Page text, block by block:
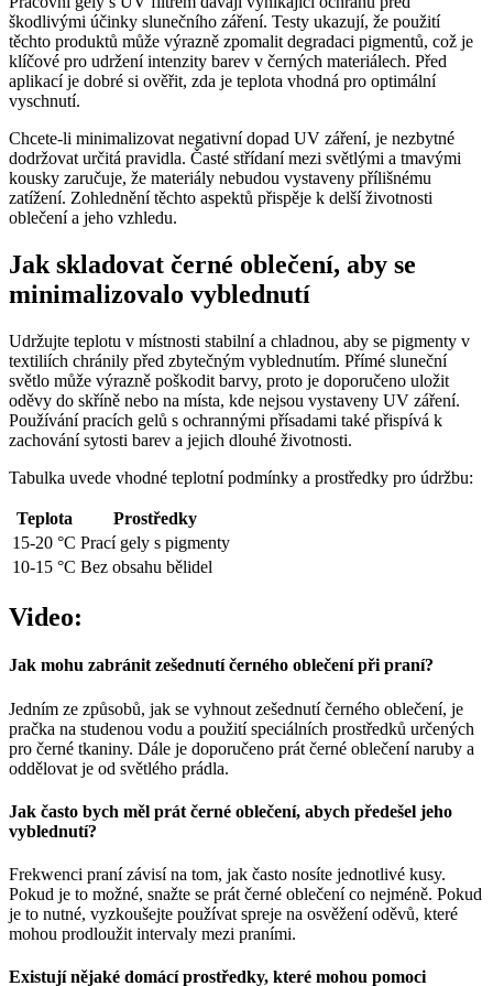
škodlivými účinky slunečního záření. Testy ukazují, že použití
těchto produktů může výrazně zpomalit degradaci pigmentů, což je
klíčové pro udržení intenzity barev v černých materiálech. Před
aplikací je dobré si ověřit, zda je teplota vhodná pro optimální
vyschnutí.
Chcete-li minimalizovat negativní dopad UV záření, je nezbytné
dodržovat určitá pravidla. Časté střídaní mezi světlými a tmavými
kousky zaručuje, že materiály nebudou vystaveny přílišnému
zatížení. Zohlednění těchto aspektů přispěje k delší životnosti
oblečení a jeho vzhledu.
Jak skladovat černé oblečení, aby se
minimalizovalo vyblednutí
Udržujte teplotu v místnosti stabilní a chladnou, aby se pigmenty v
textiliích chránily před zbytečným vyblednutím. Přímé sluneční
světlo může výrazně poškodit barvy, proto je doporučeno uložit
oděvy do skříně nebo na místa, kde nejsou vystaveny UV záření.
Používání pracích gelů s ochrannými přísadami také přispívá k
zachování sytosti barev a jejich dlouhé životnosti.
Tabulka uvede vhodné teplotní podmínky a prostředky pro údržbu:
Teplota
Prostředky
15-20 °C Prací gely s pigmenty
10-15 °C Bez obsahu bělidel
Video:
Jak mohu zabránit zešednutí černého oblečení při praní?
Jedním ze způsobů, jak se vyhnout zešednutí černého oblečení, je
pračka na studenou vodu a použití speciálních prostředků určených
pro černé tkaniny. Dále je doporučeno prát černé oblečení naruby a
oddělovat je od světlého prádla.
Jak často bych měl prát černé oblečení, abych předešel jeho
vyblednutí?
Frekwenci praní závisí na tom, jak často nosíte jednotlivé kusy.
Pokud je to možné, snažte se prát černé oblečení co nejméně. Pokud
je to nutné, vyzkoušejte používat spreje na osvěžení oděvů, které
mohou prodloužit intervaly mezi praními.
Existují nějaké domácí prostředky, které mohou pomoci